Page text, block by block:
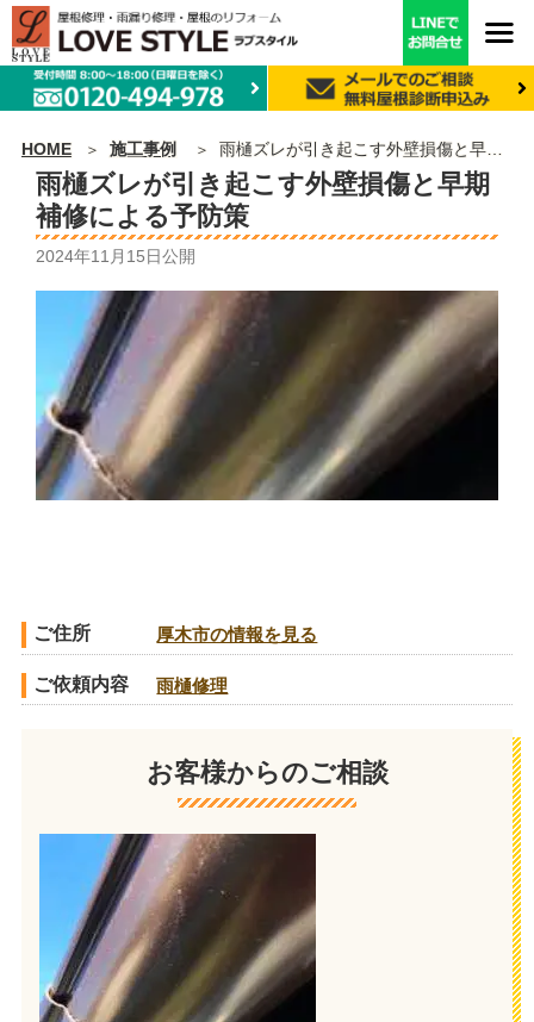
HOME 施工事例 雨樋ズレが引き起こす外壁損傷と早期補修による予防策
雨樋ズレが引き起こす外壁損傷と早期
補修による予防策
2024年11月15日公開
ご住所 厚木市の情報を見る
ご依頼内容 雨樋修理
お客様からのご相談